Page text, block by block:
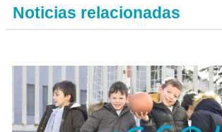
Noticias relacionadas